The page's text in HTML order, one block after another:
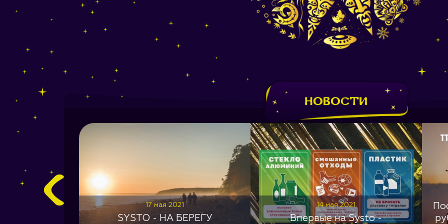
Новости
17 мая 2021
SYSTO - НА БЕРЕГУ
14 мая 2021
Впервые на Systo -